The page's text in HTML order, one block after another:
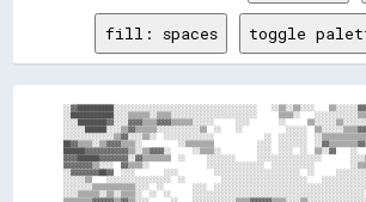
fill: spaces toggle
░░▓▓██████████░░░░░░░░░░░░░░░░░░░░░░░░░░░░░░░░░░░░░░░░    ░░▒▒░░▒▒░░░░
░░████████████░░░░▒▒▒▒▒▒░░▒▒▒▒░░░░░░░░░░░░░░░░░░░░░░░░      ▒▒▒▒░░
░░░░████████▓▓░░░░▓▓▓▓▒▒▒▒▓▓▓▓▒▒▒▒▒▒░░░░░░      ░░░░        ░░
░░░░░░██████░░░░▒▒▓▓▒▒▒▒▒▒░░░░░░░░░░░░▒▒  ░░    ░░            ░░░░░░
░░░░░░░░░░░░░░▒▒▓▓░░░░▒▒░░  ░░░░░░░░░░░░░░              ░░  ░░░░░░░░
██▓▓▒▒▒▒░░▒▒▓▓▓▓▒▒▒▒░░          ░░▒▒▒▒▒▒▒▒            ░░░░  ░░░░░░░░
██████▓▓▓▓▓▓▓▓▓▓▓▓▒▒░░▒▒▓▓▓▓░░      ░░▒▒▒▒░░          ░░░░  ░░░░  ░░  ▒▒░░▓▓    ░░
▓▓▓▓██████▓▓▓▓▓▓▓▓░░▓▓▒▒▒▒▒▒▒▒  ░░      ░░░░░░░░      ░░░░░░░░░░░░░░░░░░
▓▓▓▓▓▓▓▓▒▒░░░░  ▓▓▒▒▒▒░░                ░░░░░░░░░░░░░░░░  ░░░░░░░░░░░░
░░▓▓▓▓▓▓▓▓██▓▓  ░░░░        ░░░░          ░░░░░░░░░░░░░░░░░░░░░░░░  ░░
░░░░░░▒▒    ░░░░░░░░░░░░░░░░░░  ░░          ░░░░░░░░░░░░░░░░░░░░░░░░
░░░░░░░░▒▒▒▒▒▒▒▒▒▒▒▒░░░░  ░░        ░░░░
░░░░▒▒▒▒▒▒░░▒▒░░▒▒▒▒░░  ░░  ░░